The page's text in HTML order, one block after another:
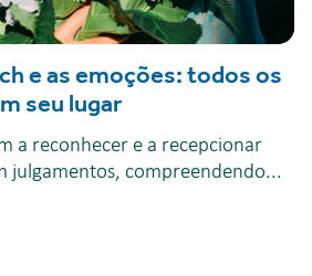
e as emoções: todos os
seu lugar
a reconhecer e a recepcionar
julgamentos, compreendendo...